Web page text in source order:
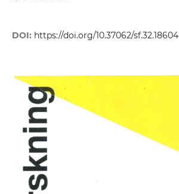
DOI: https://doi.org/10.37062/sf.32.18604